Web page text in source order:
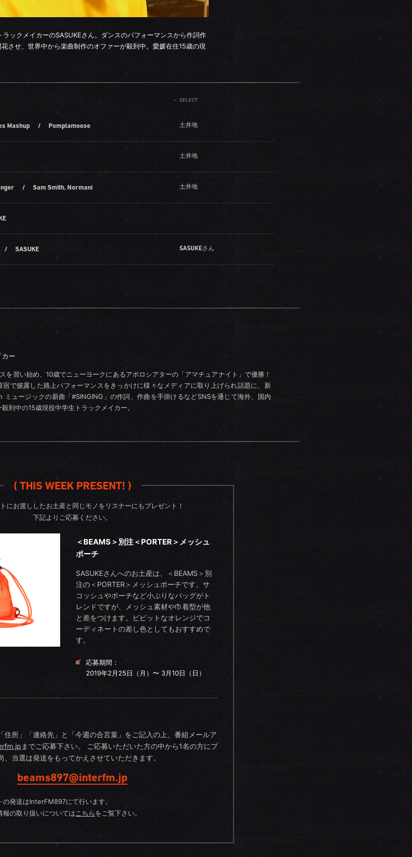
ックメイカーのSASUKEさん。ダンスのパフォーマンスから作詞作
させ、世界中から楽曲制作のオファーが殺到中。愛媛在住15歳の現
SELECT
Mashup / Pomplamoose 土井地
土井地
/ Sam Smith, Normani 土井地
/ SASUKE SASUKEさん
カー
を習い始め、10歳でニューヨークにあるアポロシアターの「アマチュアナイト」で優勝！
宿で披露した路上パフォーマンスをきっかけに様々なメディアに取り上げられ話題に、新
ミュージックの新曲「#SINGING」の作詞、作曲を手掛けるなどSNSを通じて海外、国内
到中の15歳現役中学生トラックメイカー。
( THIS WEEK PRESENT! )
にお渡ししたお土産と同じモノをリスナーにもプレゼント！
下記よりご応募ください。
＜BEAMS＞別注＜PORTER＞メッシュ
ポーチ
SASUKEさんへのお土産は、＜BEAMS＞別
注の＜PORTER＞メッシュポーチです。サ
コッシュやポーチなど小ぶりなバッグがト
レンドですが、メッシュ素材や巾着型が他
と差をつけます。ビビットなオレンジでコ
ーディネートの差し色としてもおすすめで
す。
応募期間：
2019年2月25日（月）〜 3月10日（日）
住所」「連絡先」と「今週の合言葉」をご記入の上、番組メールア
までご応募下さい。 ご応募いただいた方の中から1名の方にプ
、当選は発送をもってかえさせていただきます。
beams897@interfm.jp
発送はInterFM897にて行います。
の取り扱いについては こちらをご覧下さい。